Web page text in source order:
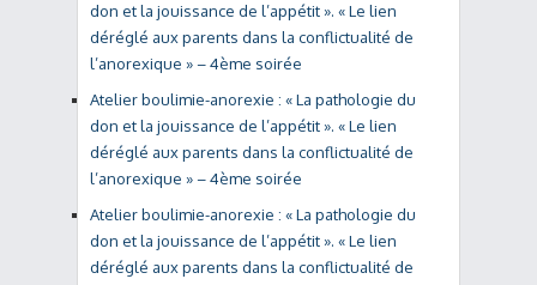
don et la jouissance de l’appétit ». « Le lien
déréglé aux parents dans la conflictualité de
l’anorexique » – 4ème soirée
Atelier boulimie-anorexie : « La pathologie du
don et la jouissance de l’appétit ». « Le lien
déréglé aux parents dans la conflictualité de
l’anorexique » – 4ème soirée
Atelier boulimie-anorexie : « La pathologie du
don et la jouissance de l’appétit ». « Le lien
déréglé aux parents dans la conflictualité de